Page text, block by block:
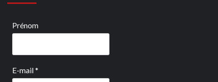
Prénom
E-mail*